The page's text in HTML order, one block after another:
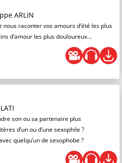
ARLIN
raconter vos amours d’été les plus
d’amour les plus douloureux…
son ou sa partenaire plus
d’un ou d’une sexophile ?
quelqu’un de sexophobe ?